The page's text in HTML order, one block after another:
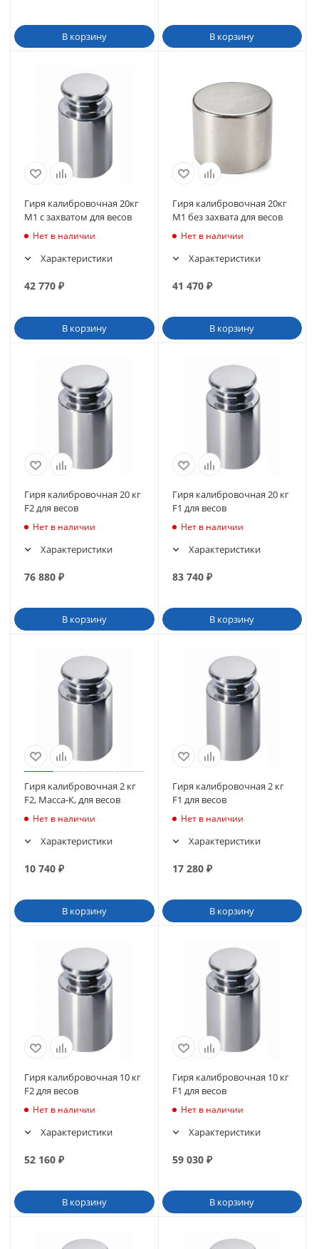
В корзину В корзину
Гиря калибровочная 20кг
М1 с захватом для весов
Нет в наличии
Характеристики
42 770 ₽
В корзину
Гиря калибровочная 20кг
М1 без захвата для весов
Нет в наличии
Характеристики
41 470₽
В корзину
Гиря калибровочная 20 кг
F2 для весов
Нет в наличии
Характеристики
76 880 ₽
В корзину
Гиря калибровочная 20 кг
F1 для весов
Нет в наличии
Характеристики
83 740₽
В корзину
Гиря калибровочная 2 кг
F2, Масса-К, для весов
Нет в наличии
Характеристики
10 740 ₽
В корзину
Гиря калибровочная 2 кг
F1 для весов
Нет в наличии
Характеристики
17 280₽
В корзину
Гиря калибровочная 10 кг
F2 для весов
Нет в наличии
Характеристики
52 160 ₽
В корзину
Гиря калибровочная 10 кг
F1 для весов
Нет в наличии
Характеристики
59 030₽
В корзину